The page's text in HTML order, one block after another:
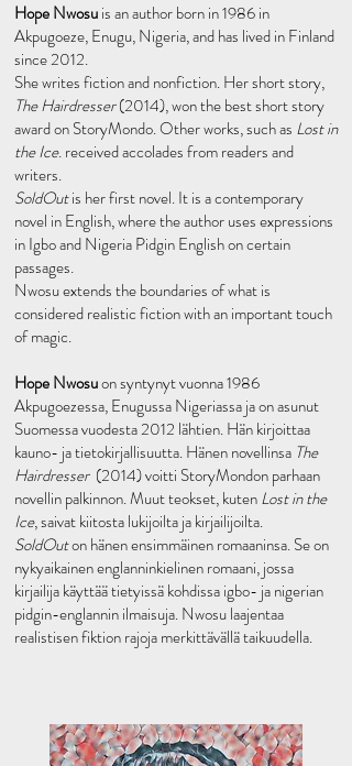
Hope Nwosuis an author born in 1986 in
Akpugoeze, Enugu, Nigeria, and has lived in Finland
since 2012.
She writes fiction and nonfiction. Her short story,
The Hairdresser(2014), won the best short story
award on StoryMondo. Other works, such as Lost in
the Ice. received accolades from readers and
writers.
SoldOutis her first novel. It is a contemporary
novel in English, where the author uses expressions
in Igbo and Nigeria Pidgin English on certain
passages.
Nwosu extends the boundaries of what is
considered realistic fiction with an important touch
of magic.
Hope Nwosuon syntynyt vuonna 1986
Akpugoezessa, Enugussa Nigeriassa ja on asunut
Suomessa vuodesta 2012 lähtien. Hän kirjoittaa
kauno- ja tietokirjallisuutta. Hänen novellinsa The
Hairdresser (2014) voitti StoryMondon parhaan
novellin palkinnon. Muut teokset, kutenLost in the
Ice, saivat kiitosta lukijoilta ja kirjailijoilta.
SoldOuton hänen ensimmäinen romaaninsa. Se on
nykyaikainen englanninkielinen romaani, jossa
kirjailija käyttää tietyissä kohdissa igbo- ja nigerian
pidgin-englannin ilmaisuja. Nwosu laajentaa
realistisen fiktion rajoja merkittävällä taikuudella.